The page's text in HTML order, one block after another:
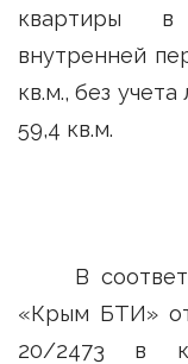
квартиры в
внутренней
кв.м., без
59,4 кв.м.
В
«Крым
20/2473 в